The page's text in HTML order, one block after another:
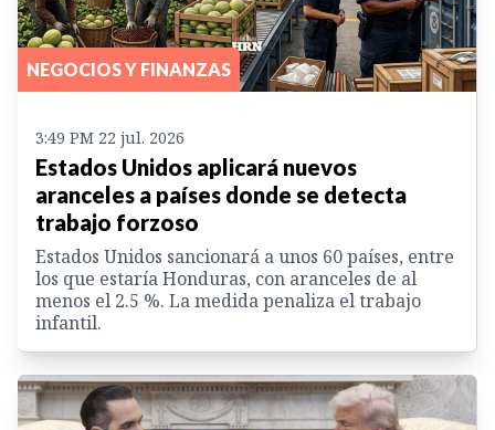
NEGOCIOS Y FINANZAS
3:49 PM 22 jul. 2026
Estados Unidos aplicará nuevos
aranceles a países donde se detecta
trabajo forzoso
Estados Unidos sancionará a unos 60 países, entre
los que estaría Honduras, con aranceles de al
menos el 2.5 %. La medida penaliza el trabajo
infantil.